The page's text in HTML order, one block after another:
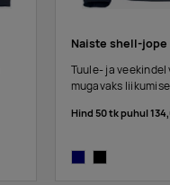
Naiste shell-jope
Tuule- ja
mugavaks
Hind 50 tk puhul